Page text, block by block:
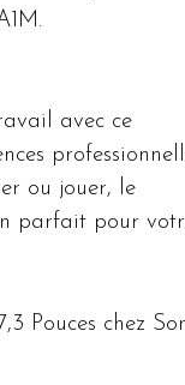
avec ce
ou jouer, le
parfait pour
Pouces chez